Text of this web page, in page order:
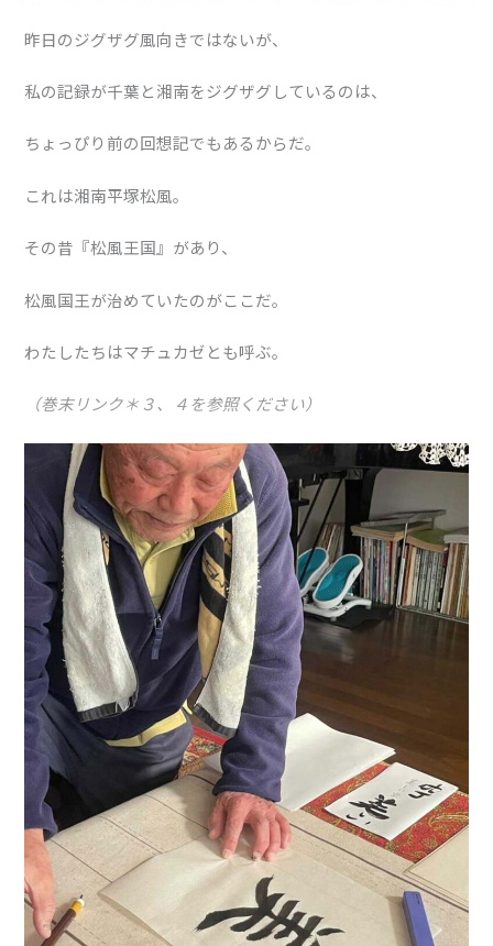
昨日のジグザグ風向きではないが、
私の記録が千葉と湘南をジグザグしているのは、
ちょっぴり前の回想記でもあるからだ。
これは湘南平塚松風。
その昔『松風王国』があり、
松風国王が治めていたのがここだ。
わたしたちはマチュカゼとも呼ぶ。
（巻末リンク＊３、４を参照ください）